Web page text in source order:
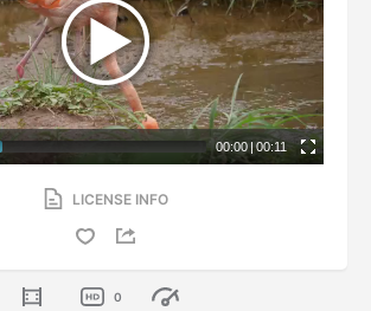
00:00 | 00:11
LICENSE INFO
0